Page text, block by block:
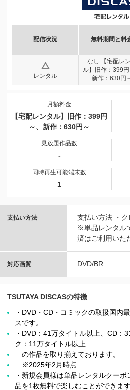
配信状況 無料期間と料
レンタル
なし 【宅配レ
ル】旧作：399円
新作：630円
月額料金
【宅配レンタル】旧作：399円
～、新作：630円～
見放題作品数
-
同時再生可能端末数
1
支払い方法
支払い方法 ・
※単品レンタル
済はご利用いた
対応画質 DVD/BR
TSUTAYA DISCASの特徴
・DVD・CD・コミックの取扱国内
スです。
・DVD：41万タイトル以上、CD：
ク：11万タイトル以上
の作品を取り揃えております。
※2025年2月時点
・新規会員様は単品レンタルクー
品を1枚無料で楽しむことができます